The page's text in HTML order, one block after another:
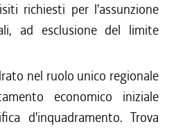
richiesti per l'assunzione
ad esclusione del limite
nel ruolo unico regionale
economico iniziale
d'inquadramento. Trova